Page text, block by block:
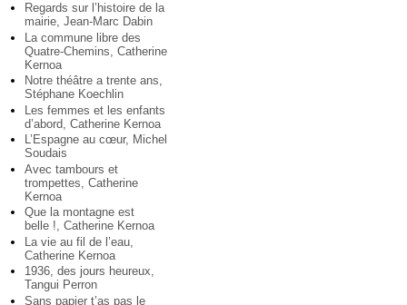
Regards sur l’histoire de la
mairie, Jean-Marc Dabin
La commune libre des
Quatre-Chemins, Catherine
Kernoa
Notre théâtre a trente ans,
Stéphane Koechlin
Les femmes et les enfants
d’abord, Catherine Kernoa
L’Espagne au cœur, Michel
Soudais
Avec tambours et
trompettes, Catherine
Kernoa
Que la montagne est
belle !, Catherine Kernoa
La vie au fil de l’eau,
Catherine Kernoa
1936, des jours heureux,
Tangui Perron
Sans papier t’as pas le